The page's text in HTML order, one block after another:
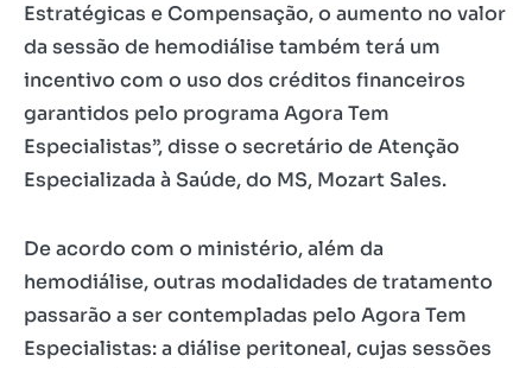
Estratégicas e Compensação, o aumento no valor
da sessão de hemodiálise também terá um
incentivo com o uso dos créditos financeiros
garantidos pelo programa Agora Tem
Especialistas”, disse o secretário de Atenção
Especializada à Saúde, do MS, Mozart Sales.
De acordo com o ministério, além da
hemodiálise, outras modalidades de tratamento
passarão a ser contempladas pelo Agora Tem
Especialistas: a diálise peritoneal, cujas sessões